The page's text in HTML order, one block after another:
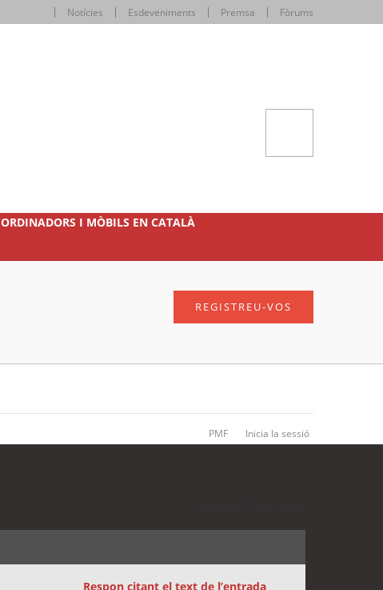
Notícies Esdeveniments Premsa Fòrums
ORDINADORS I MÒBILS EN CATALÀ
REGISTREU-VOS
PMF Inicia la sessió
Respon citant el text de l’entrada